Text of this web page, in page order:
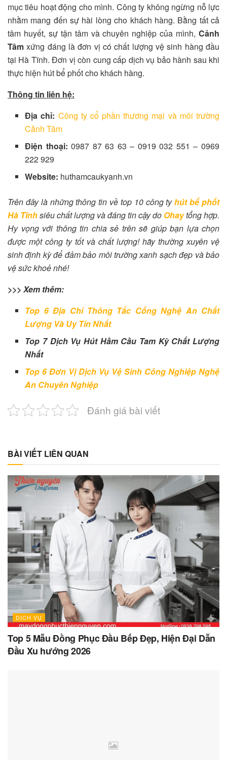
mục tiêu hoạt động cho mình. Công ty không ngừng nỗ lực
nhằm mang đến sự hài lòng cho khách hàng. Bằng tất cả
tâm huyết, sự tận tâm và chuyên nghiệp của mình, Cảnh
Tâm xứng đáng là đơn vị có chất lượng vệ sinh hàng đầu
tại Hà Tĩnh. Đơn vị còn cung cấp dịch vụ bảo hành sau khi
thực hiện hút bể phốt cho khách hàng.
Thông tin liên hệ:
Địa chỉ: Công ty cổ phần thương mại và môi trường
Cảnh Tâm
Điện thoại:0987 87 63 63 – 0919 032 551 – 0969
222 929
Website: huthamcaukyanh.vn
Trên đây là những thông tin về top 10 công tyhút bể phốt
Hà Tĩnhsiêu chất lượng và đáng tin cậy do Ohaytổng hợp.
Hy vọng với thông tin chia sẻ trên sẽ giúp bạn lựa chọn
được một công ty tốt và chất lượng! hãy thường xuyên vệ
sinh định kỳ để đảm bảo môi trường xanh sạch đẹp và bảo
vệ sức khoẻ nhé!
>>> Xem thêm:
Top 6 Địa Chỉ Thông Tắc Cống Nghệ An Chất
Lượng Và Uy Tín Nhất
Top 7 Dịch Vụ Hút Hầm Cầu Tam Kỳ Chất Lượng
Nhất
Top 6 Đơn Vị Dịch Vụ Vệ Sinh Công Nghiệp Nghệ
An Chuyên Nghiệp
Đánh giá bài viết
BÀI VIẾT LIÊN QUAN
DỊCH VỤ
Top 5 Mẫu Đồng Phục Đầu Bếp Đẹp, Hiện Đại Dẫn
Đầu Xu hướng 2026